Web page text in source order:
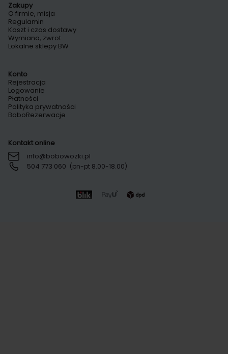
Zakupy
O firmie, misja
Regulamin
Koszt i czas dostawy
Wymiana, zwrot
Lokalne sklepy BW
Konto
Rejestracja
Logowanie
Płatności
Polityka prywatności
BoboRezerwacje
Kontakt online
info@bobowozki.pl
504 773 060 (pn-pt 8.00-18.00)